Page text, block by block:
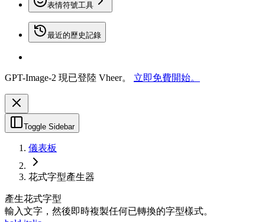
表情符號工具
最近的歷史記錄
GPT-Image-2 現已登陸 Vheer。 立即免費開始。
Toggle Sidebar
儀表板
花式字型產生器
產生花式字型
輸入文字，然後即時複製任何已轉換的字型樣式。